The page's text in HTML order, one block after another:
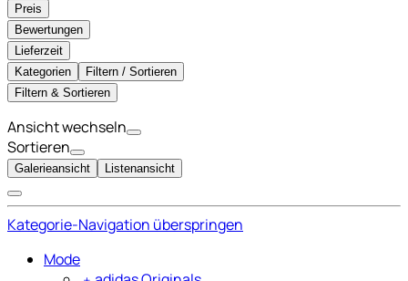
Preis
Bewertungen
Lieferzeit
Kategorien
Filtern / Sortieren
Filtern & Sortieren
Ansicht wechseln
Sortieren
Galerieansicht Listenansicht
Kategorie-Navigation überspringen
Mode